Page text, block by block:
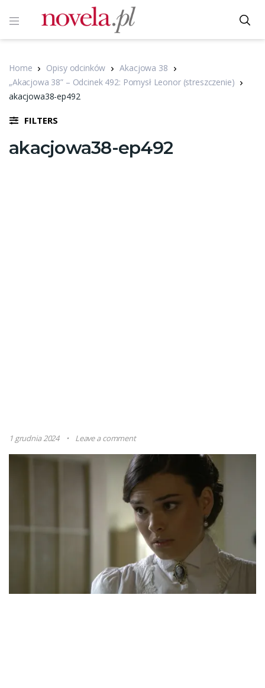
Home Opisy odcinków
Akacjowa 38
„Akacjowa 38” – Odcinek 492: Pomysł Leonor (streszczenie)
akacjowa38-ep492
FILTERS
akacjowa38-ep492
1 grudnia 2024 Leave a comment